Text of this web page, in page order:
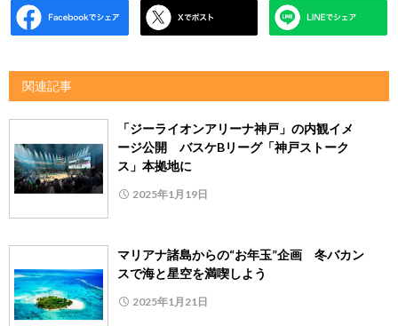
関連記事
「ジーライオンアリーナ神戸」の内観イメ
ージ公開 バスケBリーグ「神戸ストーク
ス」本拠地に
2025年1月19日
マリアナ諸島からの“お年玉”企画 冬バカン
スで海と星空を満喫しよう
2025年1月21日